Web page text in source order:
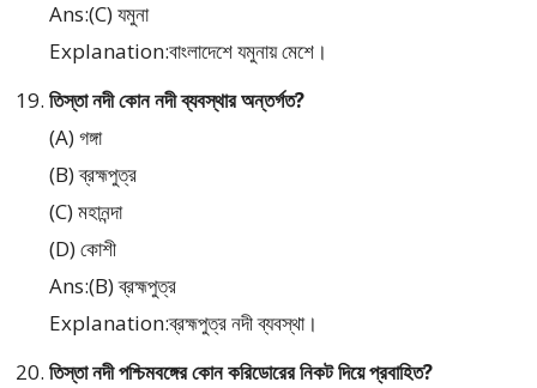
Ans:(C) যমুনা
Explanation:বাংলাদেশে যমুনায় মেশে।
তিস্তা নদী কোন নদী ব্যবস্থার অন্তর্গত?
(A) গঙ্গা
(B) ব্রহ্মপুত্র
(C) মহানন্দা
(D) কোশী
Ans:(B) ব্রহ্মপুত্র
Explanation:ব্রহ্মপুত্র নদী ব্যবস্থা।
তিস্তা নদী পশ্চিমবঙ্গের কোন করিডোরের নিকট দিয়ে প্রবাহিত?